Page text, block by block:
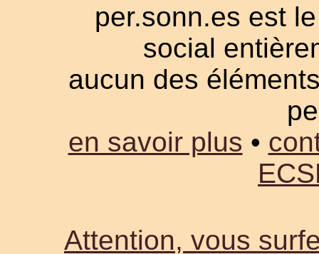
per.sonn.es est
social
aucun des
en savoir plus •
Attention, vous